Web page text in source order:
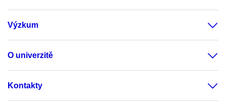
Výzkum
O univerzitě
Kontakty